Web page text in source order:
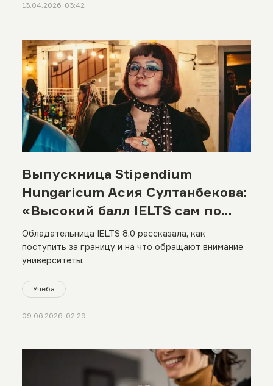
13.04.2026, 03:42
Выпускница Stipendium
Hungaricum Асия Султанбекова:
«Высокий балл IELTS сам по
себе почти не дает
преимуществ»
Обладательница IELTS 8.0 рассказала, как
поступить за границу и на что обращают внимание
университеты.
Учеба
09.06.2026, 02:29